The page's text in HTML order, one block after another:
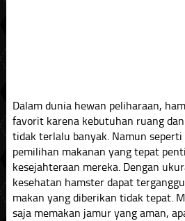
Dalam dunia hewan peliharaan,
favorit karena kebutuhan ruang
tidak terlalu banyak. Namun
pemilihan makanan yang tepat
kesejahteraan mereka. Dengan
kesehatan hamster dapat
makan yang diberikan tidak tepat.
saja memakan jamur yang aman,